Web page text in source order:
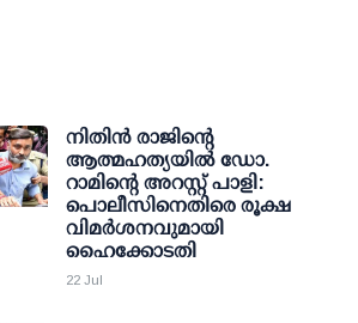
നിതിന്‍ രാജിന്റെ
ആത്മഹത്യയില്‍ ഡോ.
റാമിന്റെ അറസ്റ്റ് പാളി:
പൊലീസിനെതിരെ രൂക്ഷ
വിമര്‍ശനവുമായി
ഹൈക്കോടതി
22 Jul